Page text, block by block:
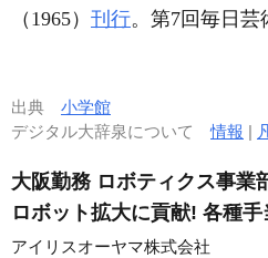
（1965） 刊行。第7回毎日芸
出典 小学館
デジタル大辞泉について情報 |
大阪勤務 ロボティクス事業
ロボット拡大に貢献! 各種手
アイリスオーヤマ株式会社